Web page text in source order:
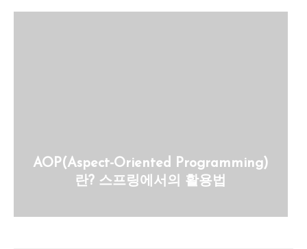
AOP(Aspect-Oriented Programming)
란? 스프링에서의 활용법